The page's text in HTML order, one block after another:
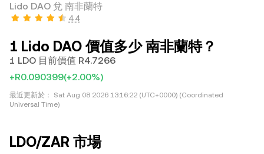
Lido DAO 兌 南非蘭特
4.4
1 Lido DAO 價值多少 南非蘭特？
1 LDO 目前價值 R4.7266
+R0.090399(+2.00%)
最近更新於：
Sat Aug 08 2026 13:16:22 (UTC+0000) (Coordinated
Universal Time)
LDO/ZAR 市場